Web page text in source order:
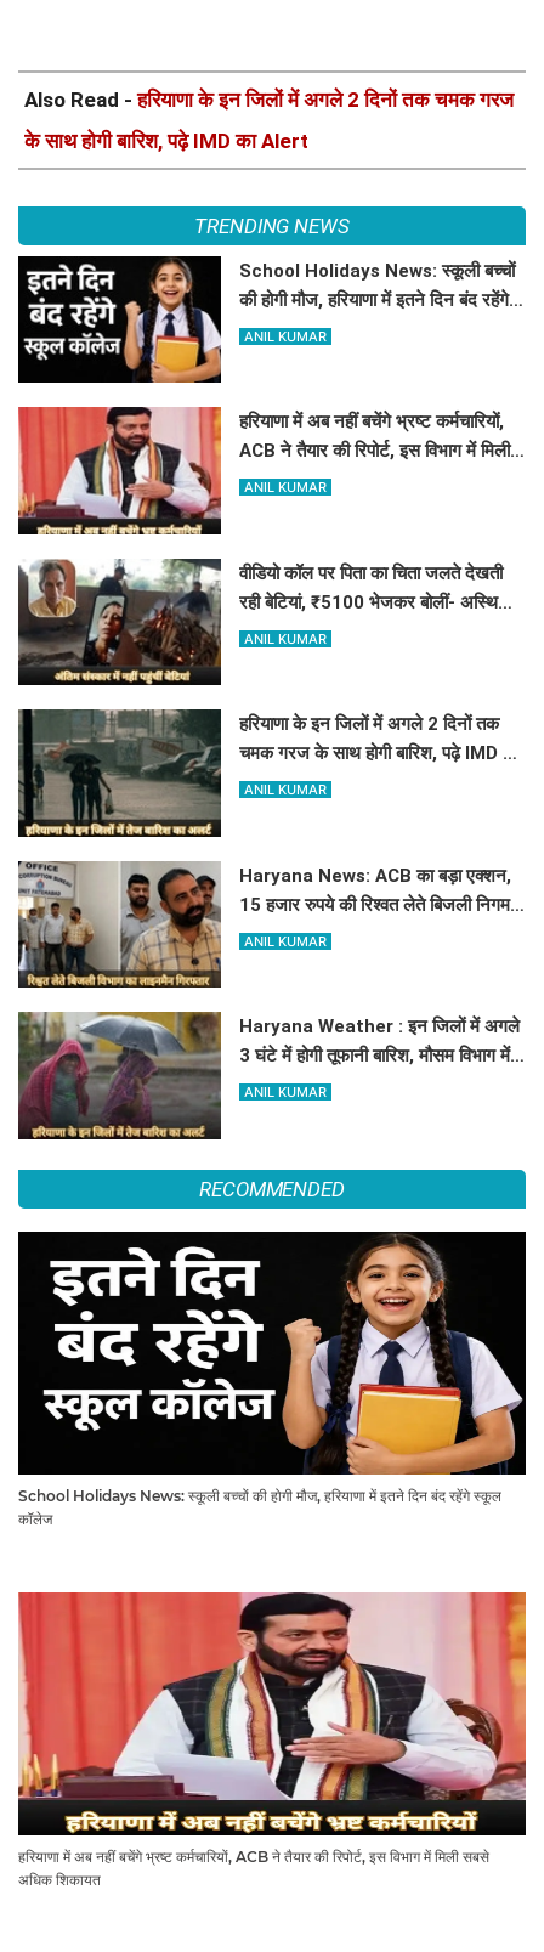
Also Read -हरियाणा के इन जिलों में अगले 2 दिनों तक चमक गरज
के साथ होगी बारिश, पढ़े IMD का Alert
TRENDING NEWS
School Holidays News: स्कूली बच्चों
की होगी मौज, हरियाणा में इतने दिन बंद रहेंगे
स्कूल कॉलेज
ANIL KUMAR
हरियाणा में अब नहीं बचेंगे भ्रष्ट कर्मचारियों,
ACB ने तैयार की रिपोर्ट, इस विभाग में मिली
सबसे अधिक शिकायत
ANIL KUMAR
वीडियो कॉल पर पिता का चिता जलते देखती
रही बेटियां, ₹5100 भेजकर बोलीं- अस्थियां
भी बहा देना
ANIL KUMAR
हरियाणा के इन जिलों में अगले 2 दिनों तक
चमक गरज के साथ होगी बारिश, पढ़े IMD का
Alert
ANIL KUMAR
Haryana News: ACB का बड़ा एक्शन,
15 हजार रुपये की रिश्वत लेते बिजली निगम
का ALM गिरफ्तार
ANIL KUMAR
Haryana Weather : इन जिलों में अगले
3 घंटे में होगी तूफानी बारिश, मौसम विभाग में
जारी किया रेड अलर्ट
ANIL KUMAR
RECOMMENDED
School Holidays News: स्कूली बच्चों की होगी मौज, हरियाणा में इतने दिन बंद रहेंगे स्कूल
कॉलेज
हरियाणा में अब नहीं बचेंगे भ्रष्ट कर्मचारियों, ACB ने तैयार की रिपोर्ट, इस विभाग में मिली सबसे
अधिक शिकायत